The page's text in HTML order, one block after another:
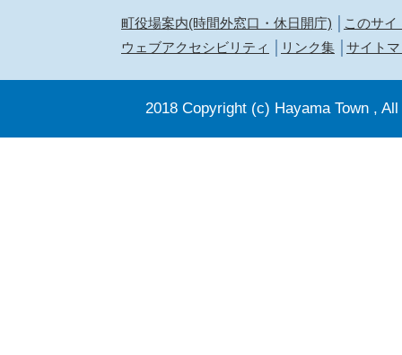
町役場案内(時間外窓口・休日開庁)
このサイ
ウェブアクセシビリティ
リンク集 サイト
2018 Copyright (c) Hayama Town ,